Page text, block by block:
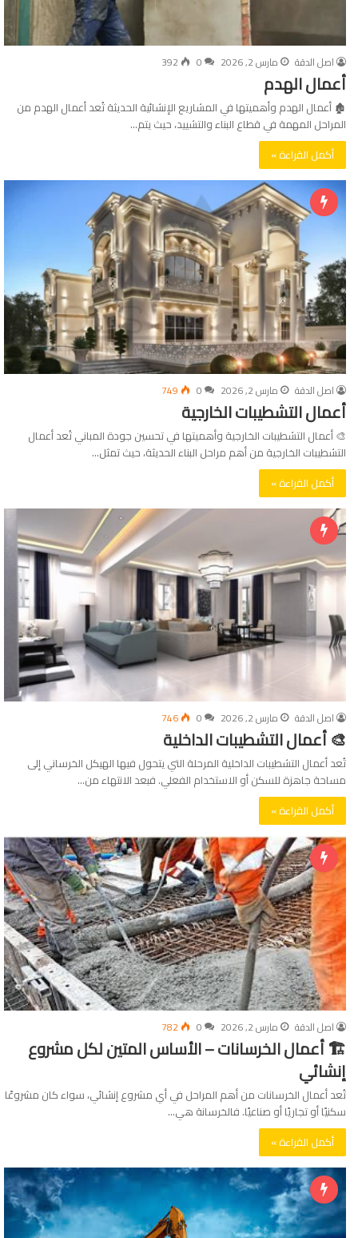
اصل الدقة مارس 2, 2026 0
392
أعمال الهدم
🏚️ أعمال الهدم وأهميتها في المشاريع الإنشائية الحديثة تُعد أعمال الهدم من
المراحل المهمة في قطاع البناء والتشييد، حيث يتم…
أكمل القراءة »
اصل الدقة مارس 2, 2026 0
749
أعمال التشطيبات الخارجية
🎨 أعمال التشطيبات الخارجية وأهميتها في تحسين جودة المباني تُعد أعمال
التشطيبات الخارجية من أهم مراحل البناء الحديثة، حيث تمثل…
أكمل القراءة »
اصل الدقة مارس 2, 2026 0
746
🎨 أعمال التشطيبات الداخلية
تُعد أعمال التشطيبات الداخلية المرحلة التي يتحول فيها الهيكل الخرساني إلى
مساحة جاهزة للسكن أو الاستخدام الفعلي. فبعد الانتهاء من…
أكمل القراءة »
اصل الدقة مارس 2, 2026 0
782
🏗️ أعمال الخرسانات – الأساس المتين لكل مشروع
إنشائي
تُعد أعمال الخرسانات من أهم المراحل في أي مشروع إنشائي، سواء كان مشروعًا
سكنيًا أو تجاريًا أو صناعيًا. فالخرسانة هي…
أكمل القراءة »